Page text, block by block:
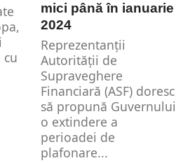
cu
mici până în ianuarie
2024
Reprezentanții
Autorității de
Supraveghere
Financiară (ASF) doresc
să propună Guvernului
o extindere a
perioadei de
plafonare...